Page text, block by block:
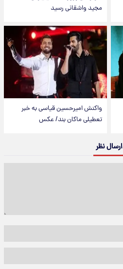
مجید واشقانی رسید
واکنش امیرحسین قیاسی به خبر
تعطیلی ماکان بند/ عکس
ارسال نظر